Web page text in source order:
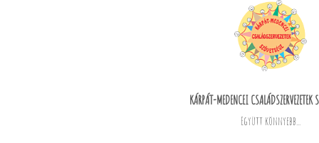
KÁRPÁT-MEDENCEI CSALÁDSZERVEZETEK
Együtt könnyebb...